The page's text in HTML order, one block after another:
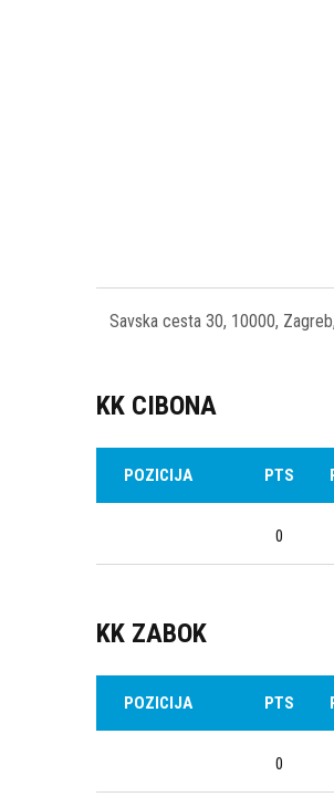
Savska cesta 30, 10000,
KK CIBONA
POZICIJA PTS
0
KK ZABOK
POZICIJA PTS
0